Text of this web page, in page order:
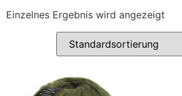
Einzelnes Ergebnis wird angezeigt